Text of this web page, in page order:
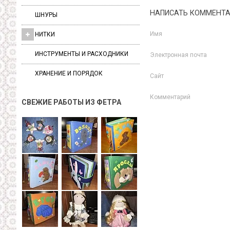
ШНУРЫ
НИТКИ
ИНСТРУМЕНТЫ И РАСХОДНИКИ
ХРАНЕНИЕ И ПОРЯДОК
СВЕЖИЕ РАБОТЫ ИЗ ФЕТРА
НАПИСАТЬ
Имя
Электронная почта
Сайт
Комментарий